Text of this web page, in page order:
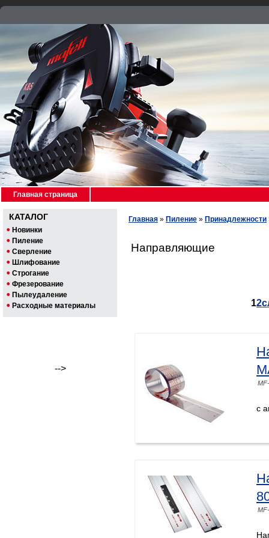
Главная страница
КАТАЛОГ
Новинки
Пиление
Сверление
Шлифование
Строгание
Фрезерование
Пылеудаление
Расходные материалы
-->
Главная » Пиление » Принадлежности
Направляющие
12
с